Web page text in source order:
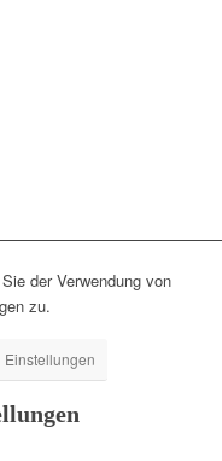
der Verwendung von
zu.
Einstellungen